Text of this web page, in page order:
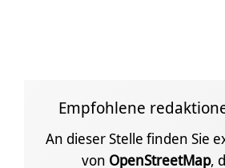
Empfohlene
An dieser Stelle finden Sie
von OpenStreetMap,